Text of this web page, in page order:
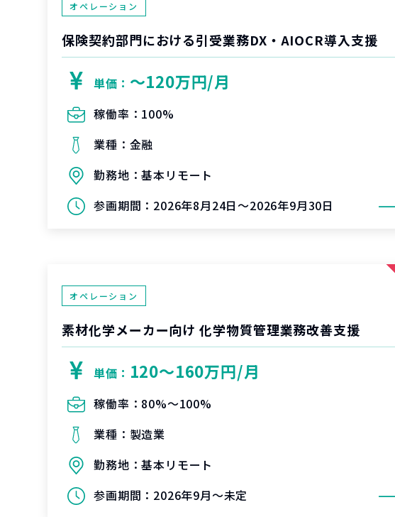
オペレーション
保険契約部門における引受業務DX・AIOCR導入支援
単価： 〜120万円/月
稼働率： 100%
業種： 金融
勤務地：基本リモート
参画期間： 2026年8月24日～2026年9月30日
オペレーション
素材化学メーカー向け 化学物質管理業務改善支援
単価： 120〜160万円/月
稼働率： 80%〜100%
業種： 製造業
勤務地：基本リモート
参画期間： 2026年9月～未定